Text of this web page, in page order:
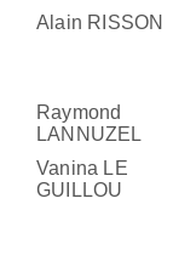
Alain RISSON
Raymond
LANNUZEL
Vanina LE
GUILLOU